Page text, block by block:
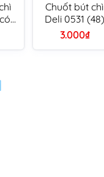
Chuốt bút chì
Deli 0531 (48)
3.000₫